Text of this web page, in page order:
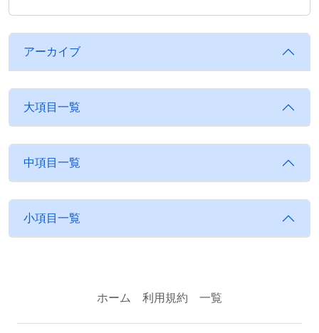
アーカイブ
大項目一覧
中項目一覧
小項目一覧
ホーム 利用規約 一覧